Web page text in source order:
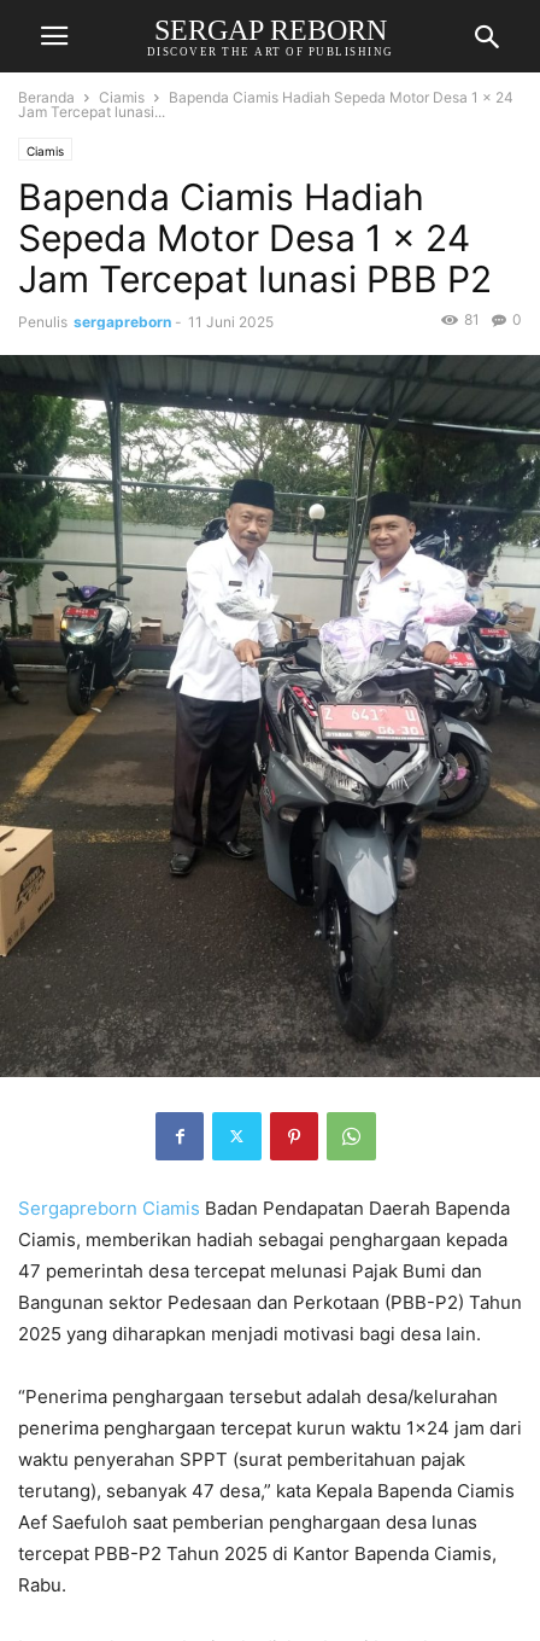
SERGAP REBORN
DISCOVER THE ART OF PUBLISHING
Beranda Ciamis
Bapenda Ciamis Hadiah Sepeda Motor Desa 1 x 24
Jam Tercepat lunasi...
Ciamis
Bapenda Ciamis Hadiah
Sepeda Motor Desa 1 x 24
Jam Tercepat lunasi PBB P2
Penulis sergapreborn - 11 Juni 2025 0
81
Sergapreborn Ciamis Badan Pendapatan Daerah Bapenda
Ciamis, memberikan hadiah sebagai penghargaan kepada
47 pemerintah desa tercepat melunasi Pajak Bumi dan
Bangunan sektor Pedesaan dan Perkotaan (PBB-P2) Tahun
2025 yang diharapkan menjadi motivasi bagi desa lain.
“Penerima penghargaan tersebut adalah desa/kelurahan
penerima penghargaan tercepat kurun waktu 1×24 jam dari
waktu penyerahan SPPT (surat pemberitahuan pajak
terutang), sebanyak 47 desa,” kata Kepala Bapenda Ciamis
Aef Saefuloh saat pemberian penghargaan desa lunas
tercepat PBB-P2 Tahun 2025 di Kantor Bapenda Ciamis,
Rabu.